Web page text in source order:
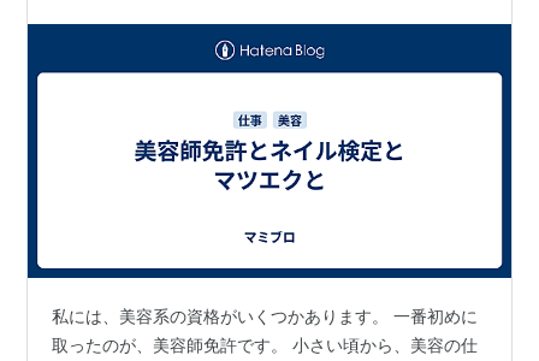
私には、美容系の資格がいくつかあります。 一番初めに
取ったのが、美容師免許です。 小さい頃から、美容の仕